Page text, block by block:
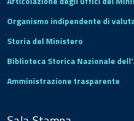
Organismo indipendente di
Storia del Ministero
Biblioteca Storica Nazionale
Amministrazione trasparente